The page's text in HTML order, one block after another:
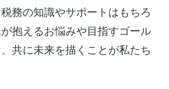
務の知識やサポートはもちろ
抱えるお悩みや目指すゴール
共に未来を描くことが私たち